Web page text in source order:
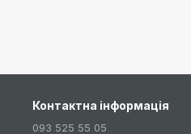
Контактна інформація
093 525 55 05